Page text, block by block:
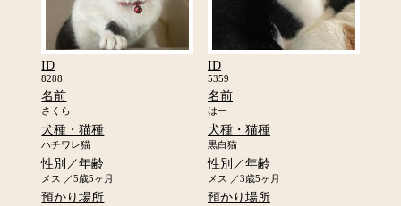
ID
8288
名前
さくら
犬種・猫種
ハチワレ猫
性別／年齢
メス ／5歳5ヶ月
預かり場所
ID
5359
名前
はー
犬種・猫種
黒白猫
性別／年齢
メス ／3歳5ヶ月
預かり場所